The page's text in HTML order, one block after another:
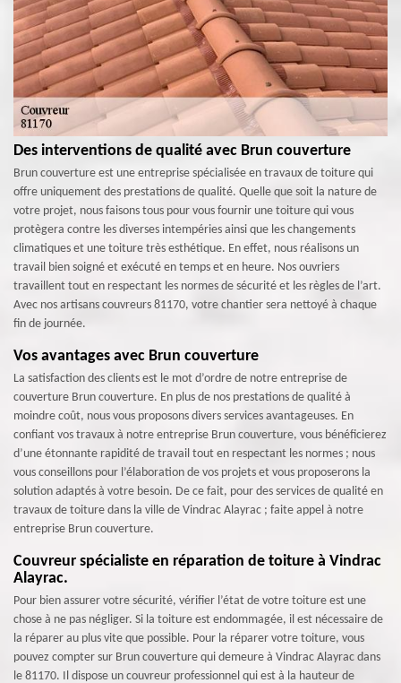
Des interventions de qualité avec Brun couverture
Brun couverture est une entreprise spécialisée en travaux de toiture qui
offre uniquement des prestations de qualité. Quelle que soit la nature de
votre projet, nous faisons tous pour vous fournir une toiture qui vous
protègera contre les diverses intempéries ainsi que les changements
climatiques et une toiture très esthétique. En effet, nous réalisons un
travail bien soigné et exécuté en temps et en heure. Nos ouvriers
travaillent tout en respectant les normes de sécurité et les règles de l’art.
Avec nos artisans couvreurs 81170, votre chantier sera nettoyé à chaque
fin de journée.
Vos avantages avec Brun couverture
La satisfaction des clients est le mot d’ordre de notre entreprise de
couverture Brun couverture. En plus de nos prestations de qualité à
moindre coût, nous vous proposons divers services avantageuses. En
confiant vos travaux à notre entreprise Brun couverture, vous bénéficierez
d’une étonnante rapidité de travail tout en respectant les normes ; nous
vous conseillons pour l’élaboration de vos projets et vous proposerons la
solution adaptés à votre besoin. De ce fait, pour des services de qualité en
travaux de toiture dans la ville de Vindrac Alayrac ; faite appel à notre
entreprise Brun couverture.
Couvreur spécialiste en réparation de toiture à Vindrac
Alayrac.
Pour bien assurer votre sécurité, vérifier l’état de votre toiture est une
chose à ne pas négliger. Si la toiture est endommagée, il est nécessaire de
la réparer au plus vite que possible. Pour la réparer votre toiture, vous
pouvez compter sur Brun couverture qui demeure à Vindrac Alayrac dans
le 81170. Il dispose un couvreur professionnel qui est à la hauteur de